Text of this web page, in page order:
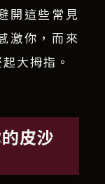
開這些常見
激你，而來
大拇指。
皮沙